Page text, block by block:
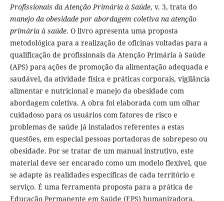
Profissionais da Atenção Primária à Saúde, v. 3, trata do
manejo da obesidade por abordagem coletiva na atenção
primária à saúde. O livro apresenta uma proposta
metodológica para a realização de oficinas voltadas para a
qualificação de profissionais da Atenção Primária à Saúde
(APS) para ações de promoção da alimentação adequada e
saudável, da atividade física e práticas corporais, vigilância
alimentar e nutricional e manejo da obesidade com
abordagem coletiva. A obra foi elaborada com um olhar
cuidadoso para os usuários com fatores de risco e
problemas de saúde já instalados referentes a estas
questões, em especial pessoas portadoras de sobrepeso ou
obesidade. Por se tratar de um manual instrutivo, este
material deve ser encarado como um modelo flexível, que
se adapte às realidades específicas de cada território e
serviço. É uma ferramenta proposta para a prática de
Educação Permanente em Saúde (EPS) humanizadora,